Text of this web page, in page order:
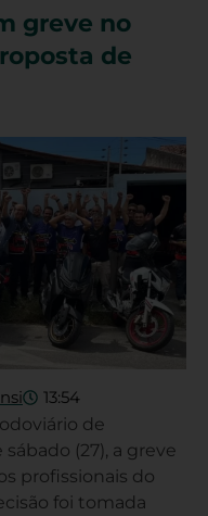
greve no
de
13:54
de
(27), a greve
profissionais do
foi tomada